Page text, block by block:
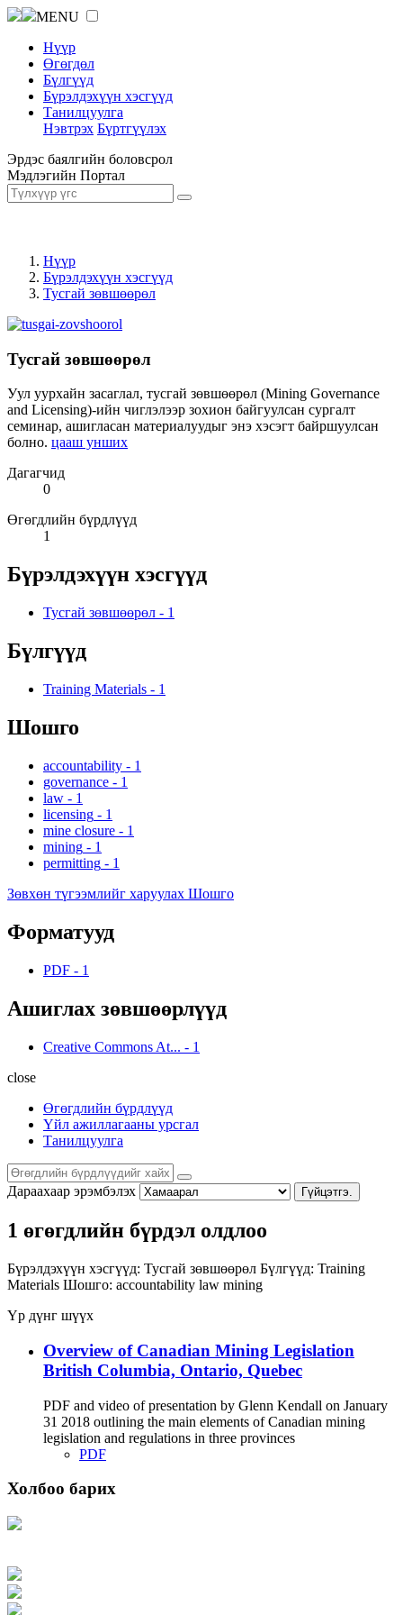
MENU
Нүүр
Өгөгдөл
Бүлгүүд
Бүрэлдэхүүн хэсгүүд
Танилцуулга
Нэвтрэх Бүртгүүлэх
Эрдэс баялгийн боловсрол
Мэдлэгийн Портал
Нүүр
Бүрэлдэхүүн хэсгүүд
Тусгай зөвшөөрөл
Тусгай зөвшөөрөл
Уул уурхайн засаглал, тусгай зөвшөөрөл (Mining Governance
and Licensing)-ийн чиглэлээр зохион байгуулсан сургалт
семинар, ашигласан материалуудыг энэ хэсэгт байршуулсан
болно. цааш унших
Дагагчид
0
Өгөгдлийн бүрдлүүд
1
Бүрэлдэхүүн хэсгүүд
Тусгай зөвшөөрөл - 1
Бүлгүүд
Training Materials - 1
Шошго
accountability - 1
governance - 1
law - 1
licensing - 1
mine closure - 1
mining - 1
permitting - 1
Зөвхөн түгээмлийг харуулах Шошго
Форматууд
PDF - 1
Ашиглах зөвшөөрлүүд
Creative Commons At... - 1
close
Өгөгдлийн бүрдлүүд
Үйл ажиллагааны урсгал
Танилцуулга
Дараахаар эрэмбэлэх Гүйцэтгэ.
1 өгөгдлийн бүрдэл олдлоо
Бүрэлдэхүүн хэсгүүд: Тусгай зөвшөөрөл Бүлгүүд: Training
Materials Шошго: accountability law mining
Үр дүнг шүүх
Overview of Canadian Mining Legislation
British Columbia, Ontario, Quebec
PDF and video of presentation by Glenn Kendall on January
31 2018 outlining the main elements of Canadian mining
legislation and regulations in three provinces
PDF
Холбоо барих